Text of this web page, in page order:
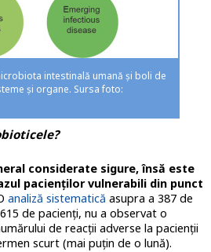
intestinală umană și boli de
și organe. Sursa foto:
considerate sigure, însă este
pacienților vulnerabili din punct
analiză sistematică asupra a 387 de
de pacienți, nu a observat o
de reacții adverse la pacienții
scurt (mai puțin de o lună).